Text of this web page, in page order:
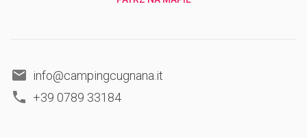
info@campingcugnana.it
+39 0789 33184